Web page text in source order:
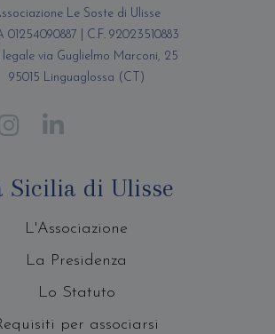
Le Soste di Ulisse
01254090887 | C.F. 92023510883
legale via Guglielmo Marconi, 25
95015 Linguaglossa (CT)
Sicilia di Ulisse
L'Associazione
La Presidenza
Lo Statuto
per associarsi